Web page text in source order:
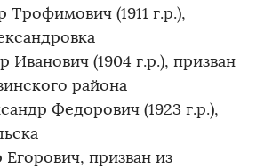
Трофимович (1911 г.р.),
Иванович (1904 г.р.), призван
района
Федорович (1923 г.р.),
призван из